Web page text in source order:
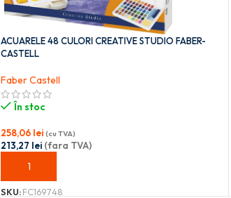
ACUARELE 48 CULORI CREATIVE STUDIO FABER-
CASTELL
Faber Castell
În stoc
258,06 lei (cu TVA)
213,27 lei (fara TVA)
ADAUGĂ ÎN COȘ
SKU:FC169748